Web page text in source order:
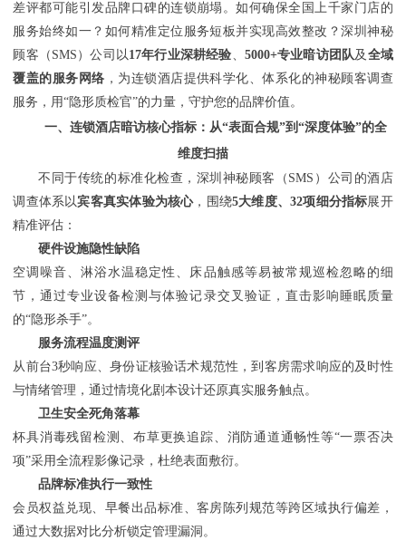
差评都可能引发品牌口碑的连锁崩塌。如何确保全国上千家门店的
服务始终如一？如何精准定位服务短板并实现高效整改？深圳神秘
顾客（ SMS）公司 以17年行业深耕经验、 5000+专业暗访团队及 全域
覆盖的服务网络 ，为连锁酒店提供科学化、体系化的神秘顾客调查
服务，用“隐形质检官”的力量，守护您的品牌价值。
一、连锁酒店暗访核心指标：从“表面合规”到“深度体验”的全
维度扫描
不同于传统的标准化检查， 深圳神秘顾客（ SMS）公司 的酒店
调查体系以宾客真实体验为核心，围绕5大维度、32项细分指标展开
精准评估：
硬件设施隐性缺陷
空调噪音、淋浴水温稳定性、床品触感等易被常规巡检忽略的细
节，通过专业设备检测与体验记录交叉验证，直击影响睡眠质量
的“隐形杀手”。
服务流程温度测评
从前台3秒响应、身份证核验话术规范性，到客房需求响应的及时性
与情绪管理，通过情境化剧本设计还原真实服务触点。
卫生安全死角落幕
杯具消毒残留检测、布草更换追踪、消防通道通畅性等“一票否决
项”采用全流程影像记录，杜绝表面敷衍。
品牌标准执行一致性
会员权益兑现、早餐出品标准、客房陈列规范等跨区域执行偏差，
通过大数据对比分析锁定管理漏洞。